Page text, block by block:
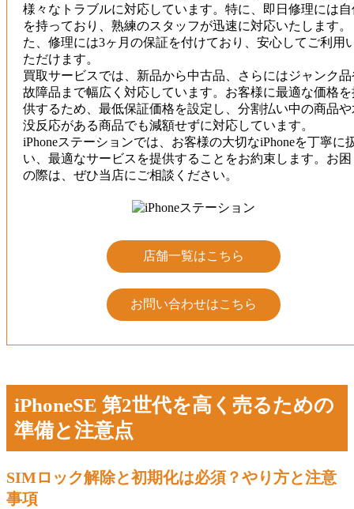
様々なトラブルに対応しています。特に、即日修理には自
を持っており、熟練のスタッフが迅速に対応いたします。
た、修理には3ヶ月の保証を付けており、安心してご利用
ただけます。
買取サービスでは、新品から中古品、さらにはジャンク品
故障品まで幅広く対応しています。お客様に最適な価格を
供するため、最低保証価格を設定し、分割払い中の商品や
没反応がある商品でも減額せずに対応しています。
iPhoneステーションでは、お客様の大切なiPhoneを丁寧に
い、最適なサービスを提供することをお約束します。お困
の際は、ぜひ当店にご相談ください。
店舗一覧はこちら
お問い合わせはこちら
iPhoneSE 第2世代を高く売るための
準備と注意点
SIMロック解除と初期化は必須？やり方と注意
事項